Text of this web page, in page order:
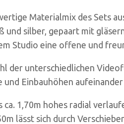
Materialmix des Sets
und silber, gepaart mit
Studio eine offene und
der unterschiedlichen
und Einbauhöhen
ca. 1,70m hohes radial
lässt sich durch